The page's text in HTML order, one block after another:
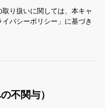
り扱いに関しては、本キャ
バシーポリシー」に基づき
不関与）